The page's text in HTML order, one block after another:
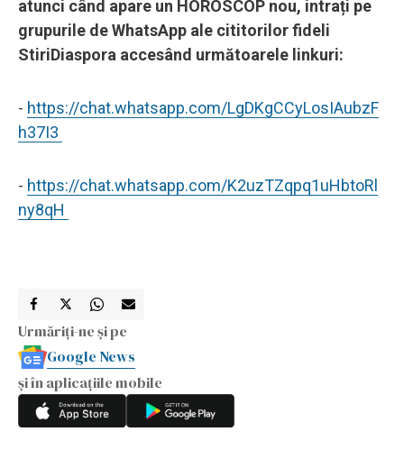
atunci când apare un HOROSCOP nou, intrați pe
grupurile de WhatsApp ale cititorilor fideli
StiriDiaspora accesând următoarele linkuri:
- https://chat.whatsapp.com/LgDKgCCyLosIAubzF
h37I3
- https://chat.whatsapp.com/K2uzTZqpq1uHbtoRl
ny8qH
Urmăriți-ne și pe
Google News
și în aplicațiile mobile